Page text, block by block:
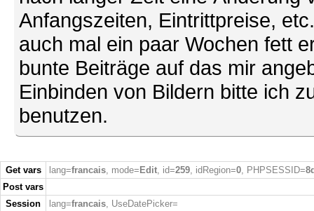
Anfangszeiten, Eintrittpreise,
auch mal ein paar Wochen fett
bunte Beiträge auf das mir
Einbinden von Bildern bitte ich
benutzen.
Get vars lang=francais, mode= Edit, id=259, idRegion=0, PHPSESSID=
Post vars
Session
lang=francais, UseDatePicker=